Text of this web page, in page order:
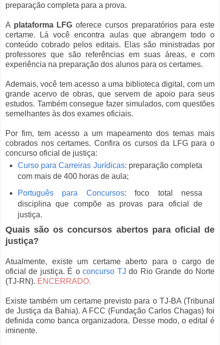
preparação completa para a prova.
A plataforma LFG oferece cursos preparatórios para este
certame. Lá você encontra aulas que abrangem todo o
conteúdo cobrado pelos editais. Elas são ministradas por
professores que são referências em suas áreas, e com
experiência na preparação dos alunos para os certames.
Ademais, você tem acesso a uma biblioteca digital, com um
grande acervo de obras, que servem de apoio para seus
estudos. Também consegue fazer simulados, com questões
semelhantes às dos exames oficiais.
Por fim, tem acesso a um mapeamento dos temas mais
cobrados nos certames. Confira os cursos da LFG para o
concurso oficial de justiça:
Curso para Carreiras Jurídicas: preparação completa
com mais de 400 horas de aula;
Português para Concursos: foco total nessa
disciplina que compõe as provas para oficial de
justiça.
Quais são os concursos abertos para oficial de
justiça?
Atualmente, existe um certame aberto para o cargo de
oficial de justiça. É oconcurso TJ do Rio Grande do Norte
(TJ-RN). ENCERRADO.
Existe também um certame previsto para o TJ-BA (Tribunal
de Justiça da Bahia). A FCC (Fundação Carlos Chagas) foi
definida como banca organizadora. Desse modo, o edital é
iminente.